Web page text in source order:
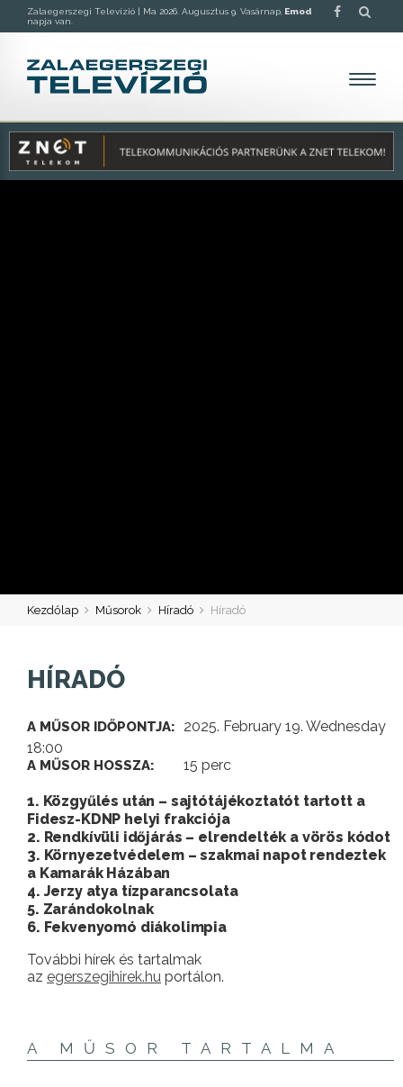
Zalaegerszegi Televízió | Ma 2026. Augusztus 9. Vasárnap, Emod
napja van.
Kezdőlap Műsorok Híradó Híradó
HÍRADÓ
A MŰSOR IDŐPONTJA:
2025. February 19. Wednesday
18:00
A MŰSOR HOSSZA: 15 perc
1. Közgyűlés után – sajtótájékoztatót tartott a
Fidesz-KDNP helyi frakciója
2. Rendkívüli időjárás – elrendelték a vörös kódot
3. Környezetvédelem – szakmai napot rendeztek
a Kamarák Házában
4. Jerzy atya tízparancsolata
5. Zarándokolnak
6. Fekvenyomó diákolimpia
További hírek és tartalmak
az egerszegihirek.hu portálon.
A MŰSOR TARTALMA